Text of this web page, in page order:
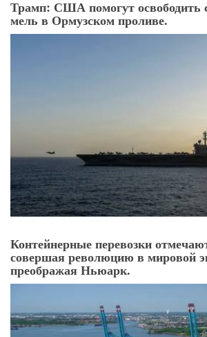
Трамп: США помогут освободить
мель в Ормузском проливе.